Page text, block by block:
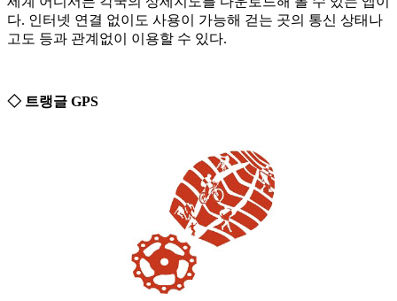
다. 인터넷 연결 없이도 사용이 가능해 걷는 곳의 통신 상태나
고도 등과 관계없이 이용할 수 있다.
◇ 트랭글 GPS